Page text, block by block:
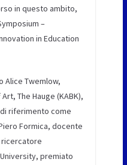
in questo ambito,
–
in Education
Alice Twemlow,
The Hauge (KABK),
riferimento come
Formica, docente
ricercatore
premiato